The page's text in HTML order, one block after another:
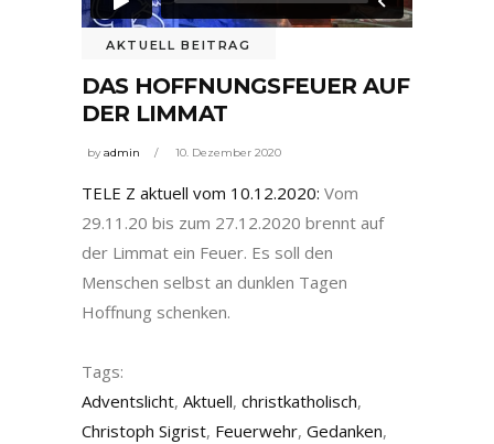
AKTUELL BEITRAG
DAS HOFFNUNGSFEUER AUF
DER LIMMAT
byadmin 10. Dezember 2020
TELE Z aktuell vom 10.12.2020: Vom
29.11.20 bis zum 27.12.2020 brennt auf
der Limmat ein Feuer. Es soll den
Menschen selbst an dunklen Tagen
Hoffnung schenken.
Tags:
Adventslicht, Aktuell, christkatholisch,
Christoph Sigrist, Feuerwehr, Gedanken,